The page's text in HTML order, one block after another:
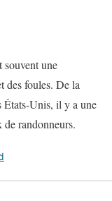
souvent une
des foules. De la
États-Unis, il y a une
de randonneurs.